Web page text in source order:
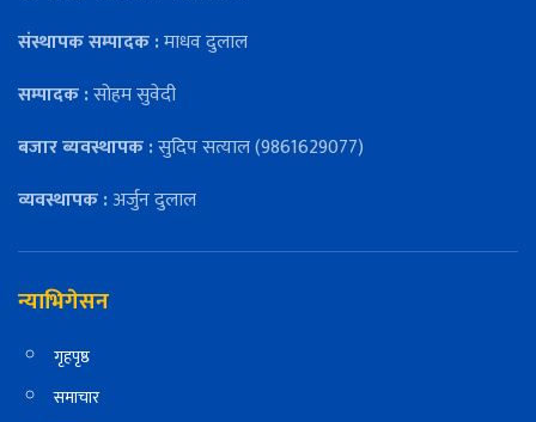
संस्थापक सम्पादक :माधव दुलाल
सम्पादक :सोहम सुवेदी
बजार ब्यवस्थापक :सुदिप सत्याल (9861629077)
व्यवस्थापक :अर्जुन दुलाल
न्याभिगेसन
गृहपृष्ठ
समाचार